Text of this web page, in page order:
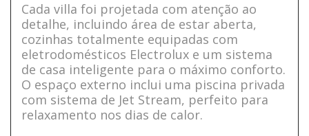
Cada villa foi projetada com atenção ao
detalhe, incluindo área de estar aberta,
cozinhas totalmente equipadas com
eletrodomésticos Electrolux e um sistema
de casa inteligente para o máximo conforto.
O espaço externo inclui uma piscina privada
com sistema de Jet Stream, perfeito para
relaxamento nos dias de calor.